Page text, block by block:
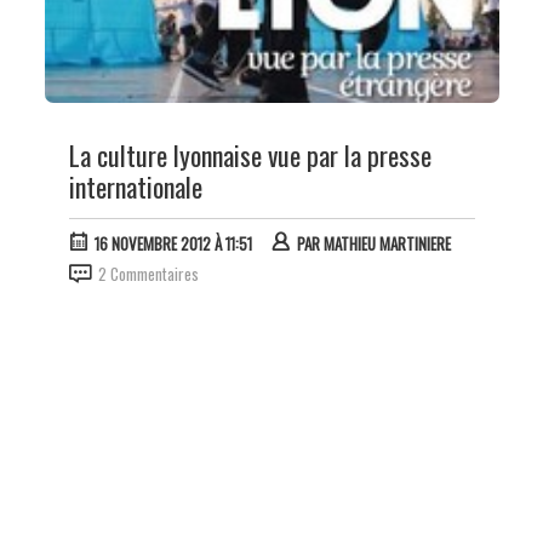
La culture lyonnaise vue par la presse
internationale
16 NOVEMBRE 2012 À 11:51 PARMATHIEU MARTINIERE
2 Commentaires